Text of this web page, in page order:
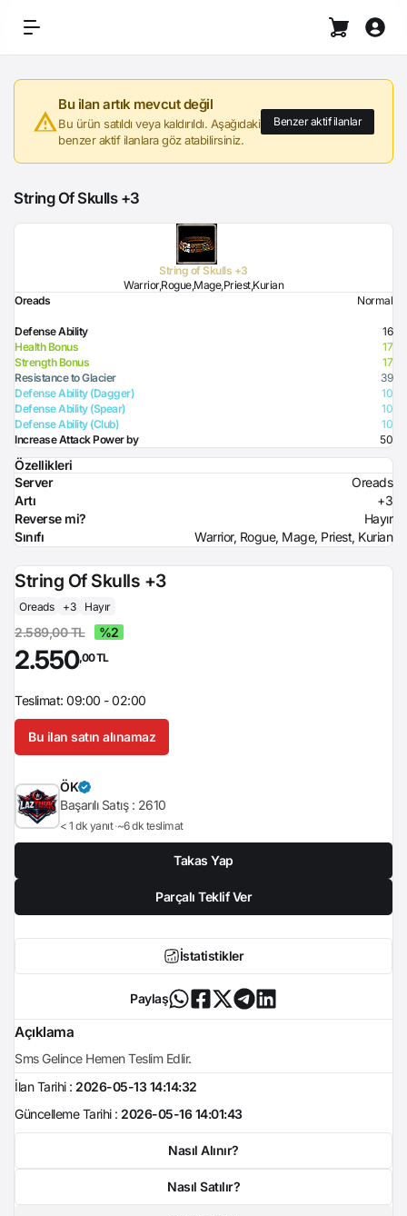
Bu ilan artık mevcut değil
Bu ürün satıldı veya kaldırıldı. Aşağıdaki
benzer aktif ilanlara göz atabilirsiniz.
Benzer aktif ilanlar
String Of Skulls +3
String of Skulls +3
Warrior,Rogue,Mage,Priest,Kurian
Oreads
Normal
Defense Ability
16
Health Bonus
17
Strength Bonus
17
Resistance to Glacier
39
Defense Ability (Dagger)
10
Defense Ability (Spear)
10
Defense Ability (Club)
10
Increase Attack Power by
50
Özellikleri
Server
Oreads
Artı
+3
Reverse mi?
Hayır
Sınıfı
Warrior, Rogue, Mage, Priest, Kurian
String Of Skulls +3
Oreads +3 Hayır
2.589,00 TL %2
2.550,00 TL
Teslimat: 09:00 - 02:00
Bu ilan satın alınamaz
ÖK
Başarılı Satış : 2610
< 1 dk yanıt ~6 dk teslimat
Takas Yap
Parçalı Teklif Ver
İstatistikler
Paylaş
Açıklama
Sms Gelince Hemen Teslim Edlir.
İlan Tarihi : 2026-05-13 14:14:32
Güncelleme Tarihi : 2026-05-16 14:01:43
Nasıl Alınır?
Nasıl Satılır?